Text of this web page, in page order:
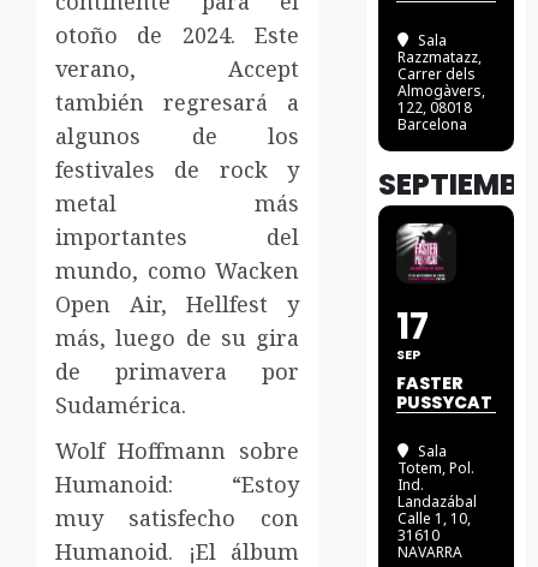
otoño de 2024. Este
verano, Accept
también regresará a
algunos de los
festivales de rock y
metal más
importantes del
mundo, como Wacken
Open Air, Hellfest y
más, luego de su gira
de primavera por
Sudamérica.
Wolf Hoffmann sobre
Humanoid: “Estoy
muy satisfecho con
Humanoid. ¡El álbum
Sala
Razzmatazz,
Carrer dels
Almogàvers,
122, 08018
Barcelona
17
SEP
FASTER
PUSSYCAT
Sala
Totem, Pol.
Ind.
Landazábal
Calle 1, 10,
31610
NAVARRA